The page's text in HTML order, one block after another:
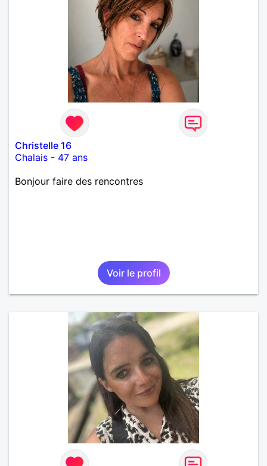
Christelle 16
Chalais - 47 ans
Bonjour faire des rencontres
Voir le profil